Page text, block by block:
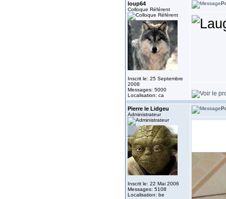
loup64
Colloque Référent
Inscrit le: 25 Septembre
2008
Messages: 5000
Localisation: ca
Pierre le Lidgeu
Administrateur
Inscrit le: 22 Mai 2006
Messages: 5108
Localisation: be